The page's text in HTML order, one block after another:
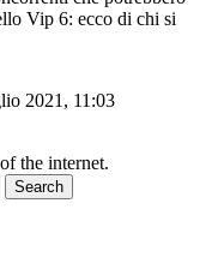
Vip 6: ecco di chi si
2021, 11:03
the internet.
Search